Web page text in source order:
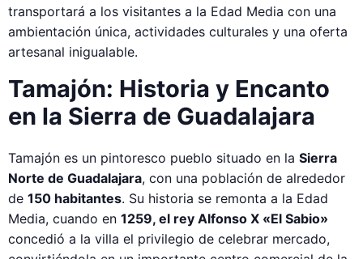
transportará a los visitantes a la Edad Media con una
ambientación única, actividades culturales y una oferta
artesanal inigualable.
Tamajón: Historia y Encanto
en la Sierra de Guadalajara
Tamajón es un pintoresco pueblo situado en la Sierra
Norte de Guadalajara, con una población de alrededor
de 150 habitantes. Su historia se remonta a la Edad
Media, cuando en 1259, el rey Alfonso X «El Sabio»
concedió a la villa el privilegio de celebrar mercado,